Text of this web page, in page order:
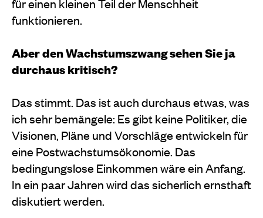
funktionieren.
Aber den Wachstumszwang sehen Sie ja
durchaus kritisch?
Das stimmt. Das ist auch durchaus etwas, was
ich sehr bemängele: Es gibt keine Politiker, die
Visionen, Pläne und Vorschläge entwickeln für
eine Postwachstumsökonomie. Das
bedingungslose Einkommen wäre ein Anfang.
In ein paar Jahren wird das sicherlich ernsthaft
diskutiert werden.